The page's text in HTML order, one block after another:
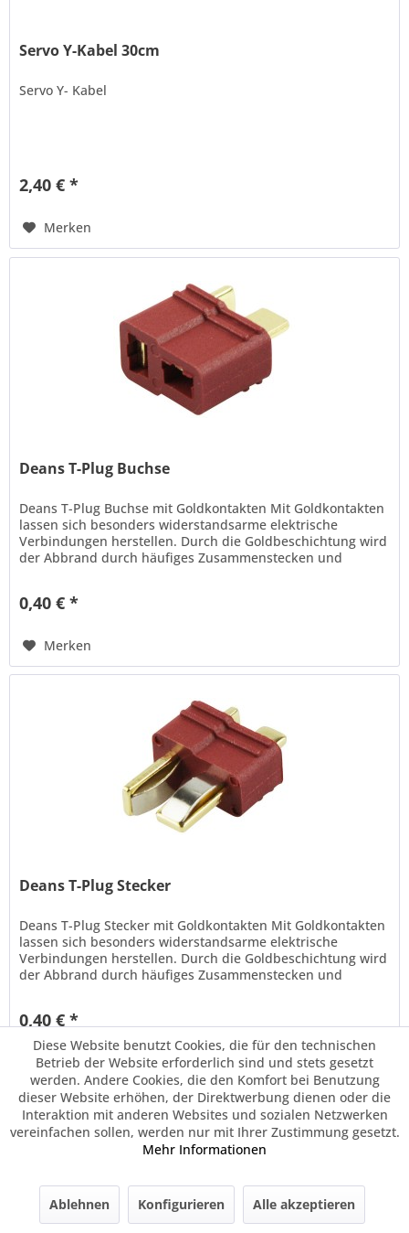
Servo Y-Kabel 30cm
Servo Y- Kabel
2,40 € *
Merken
Deans T-Plug Buchse
Deans T-Plug Buchse mit Goldkontakten Mit Goldkontakten
lassen sich besonders widerstandsarme elektrische
Verbindungen herstellen. Durch die Goldbeschichtung wird
der Abbrand durch häufiges Zusammenstecken und
0,40 € *
Merken
Deans T-Plug Stecker
Deans T-Plug Stecker mit Goldkontakten Mit Goldkontakten
lassen sich besonders widerstandsarme elektrische
Verbindungen herstellen. Durch die Goldbeschichtung wird
der Abbrand durch häufiges Zusammenstecken und
0,40 € *
Merken
Diese Website benutzt Cookies, die für den technischen
Betrieb der Website erforderlich sind und stets gesetzt
werden. Andere Cookies, die den Komfort bei Benutzung
dieser Website erhöhen, der Direktwerbung dienen oder die
Interaktion mit anderen Websites und sozialen Netzwerken
vereinfachen sollen, werden nur mit Ihrer Zustimmung gesetzt.
Mehr Informationen
Ablehnen Konfigurieren Alle akzeptieren